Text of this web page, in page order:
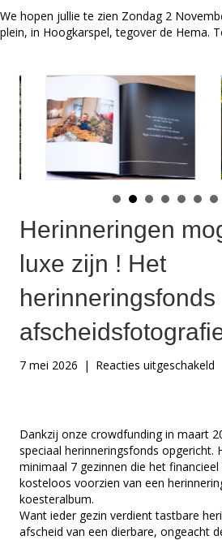
We hopen jullie te zien Zondag 2
plein, in Hoogkarspel, tegover de Hema.
Herinneringen
luxe zijn ! Het
herinneringsfonds
7 mei 2026 | Reacties uitgeschakeld
!
is
Dankzij onze crowdfunding in maart
speciaal herinneringsfonds opgericht.
minimaal 7 gezinnen die het
kosteloos voorzien van een
koesteralbum.
Want ieder gezin verdient tastbare
afscheid van een dierbare, ongeacht